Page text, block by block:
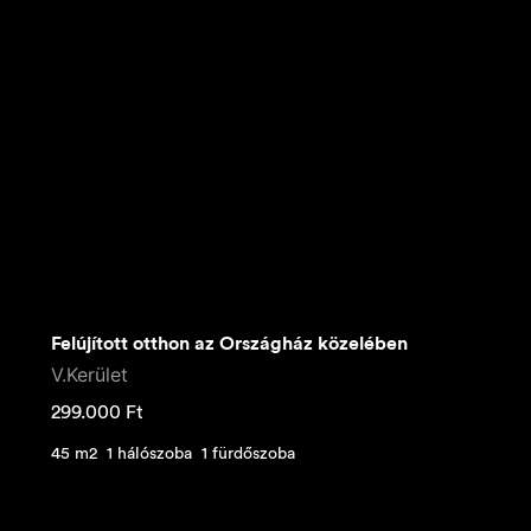
Felújított otthon az Országház közelében
V.Kerület
299.000 Ft
45 m2 1 hálószoba 1 fürdőszoba